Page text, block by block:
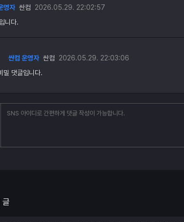
영자 싼컴
2026.05.29. 22:02:57
니다.
싼컴 운영자 싼컴
2026.05.29. 22:03:06
밀 댓글입니다.
글